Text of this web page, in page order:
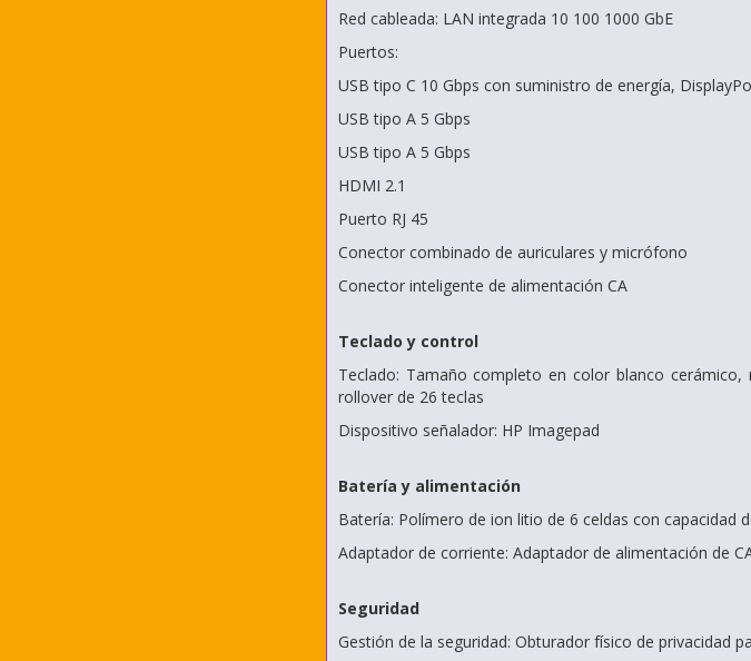
Red cableada: LAN integrada 10 100 1000 GbE
Puertos:
USB tipo C 10 Gbps con suministro de energía,
USB tipo A 5 Gbps
USB tipo A 5 Gbps
HDMI 2.1
Puerto RJ 45
Conector combinado de auriculares y micrófono
Conector inteligente de alimentación CA
Teclado y control
Teclado: Tamaño completo en color blanco
rollover de 26 teclas
Dispositivo señalador: HP Imagepad
Batería y alimentación
Batería: Polímero de ion litio de 6 celdas con capacidad
Adaptador de corriente: Adaptador de alimentación de
Seguridad
Gestión de la seguridad: Obturador físico de privacidad